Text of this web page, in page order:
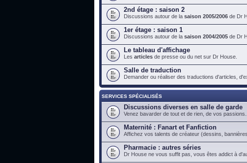
2nd étage : saison 2
Discussions autour de la saison 2005/2006 de Dr
1er étage : saison 1
Discussions autour de la saison 2004/2005 de Dr
Le tableau d'affichage
Les articles de presse ou du net sur Dr House.
Salle de traduction
Demander ou réaliser des traductions d'articles,
SERVICES SPÉCIALISÉS
Discussions diverses en salle de garde
Venez bavarder de tout et de rien, de vos passions...
Maternité : Fanart et Fanfiction
Affichez vos talents de créateur (dessins,
Pharmacie : autres séries
Dr House ne vous suffit pas, vous êtes addict à